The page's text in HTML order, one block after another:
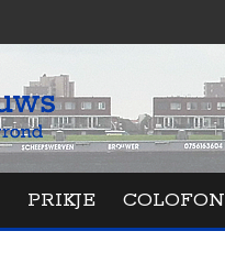
PRIKJE COLOFON